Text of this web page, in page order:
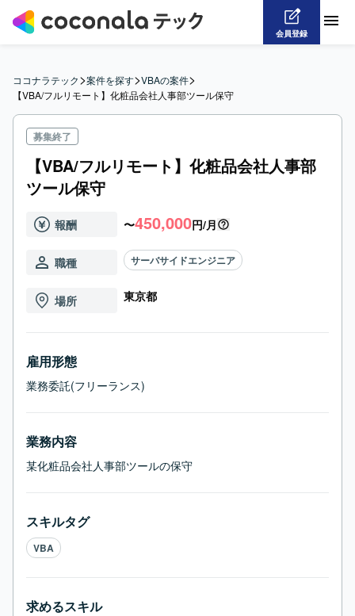
会員登録
ココナラテック>案件を探す>VBAの案件>
【VBA/フルリモート】化粧品会社人事部ツール保守
募集終了
【VBA/フルリモート】化粧品会社人事部
ツール保守
報酬 〜450,000円/月
職種 サーバサイドエンジニア
場所 東京都
雇用形態
業務委託(フリーランス)
業務内容
某化粧品会社人事部ツールの保守
スキルタグ
VBA
求めるスキル